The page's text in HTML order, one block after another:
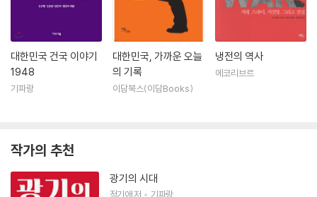
대한민국 건국 이야기
1948
기파랑
대한민국, 가까운 오늘
의 기록
이담북스(이담Books)
냉전의 역사
에코리브르
작가의 추천
광기의 시대
정기애저 기파랑